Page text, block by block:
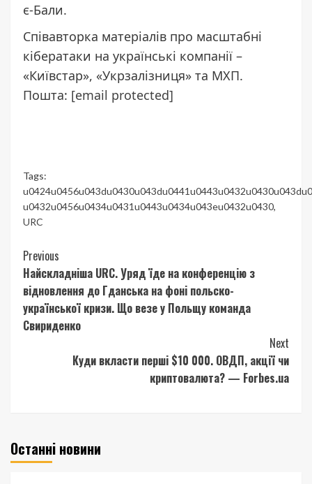
є-Бали.
Співавторка матеріалів про масштабні
кібератаки на українські компанії –
«Київстар», «Укрзалізниця» та МХП.
Пошта: [email protected]
Tags:
u0432u0456u0434u0431u0443u0434u043eu0432u0430,
URC
Continue
Reading
Previous
Найскладніша URC. Уряд їде на конференцію з
відновлення до Гданська на фоні польско-
української кризи. Що везе у Польщу команда
Свириденко
Next
Куди вкласти перші $10 000. ОВДП, акції чи
криптовалюта? — Forbes.ua
Останні новини